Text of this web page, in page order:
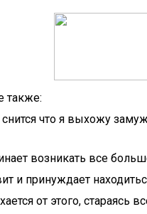
также:
что я выхожу
возникать все
и принуждает
от этого, стараясь